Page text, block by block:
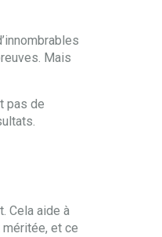
Mais
pas de
Cela aide à
et ce